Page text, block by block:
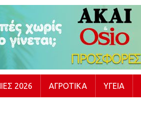
2026 ΑΓΡΟΤΙΚΆ ΥΓΕΊΑ